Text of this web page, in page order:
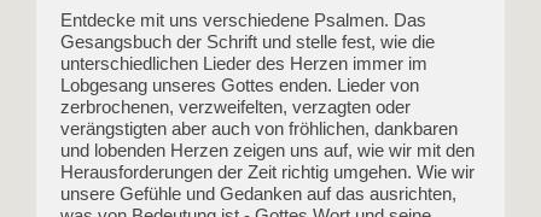
Entdecke mit uns verschiedene Psalmen. Das
Gesangsbuch der Schrift und stelle fest, wie die
unterschiedlichen Lieder des Herzen immer im
Lobgesang unseres Gottes enden. Lieder von
zerbrochenen, verzweifelten, verzagten oder
verängstigten aber auch von fröhlichen, dankbaren
und lobenden Herzen zeigen uns auf, wie wir mit den
Herausforderungen der Zeit richtig umgehen. Wie wir
unsere Gefühle und Gedanken auf das ausrichten,